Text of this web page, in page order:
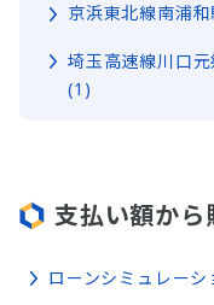
京浜東北線南浦
埼玉高速線川口元
(1)
支払い額から
ローンシミュレーシ